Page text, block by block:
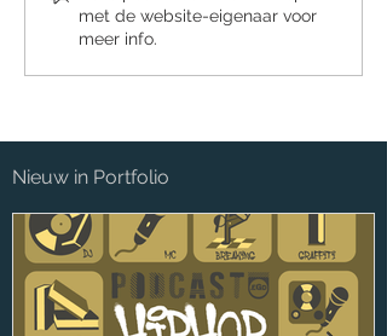
met de website-eigenaar voor
meer info.
Nieuw in Portfolio